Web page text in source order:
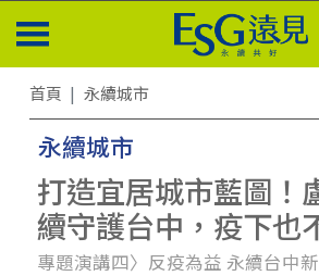
首頁 永續城市
永續城市
打造宜居城市藍圖！
續守護台中，疫下也
專題演講四〉反疫為益 永續台中